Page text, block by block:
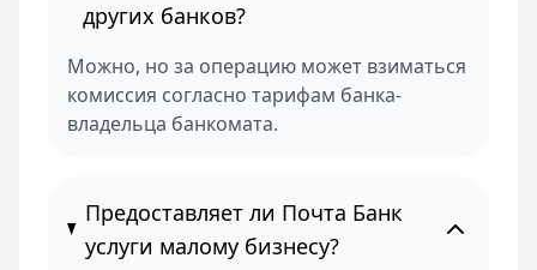
других банков?
Можно, но за операцию может взиматься
комиссия согласно тарифам банка-
владельца банкомата.
Предоставляет ли Почта Банк
услуги малому бизнесу?